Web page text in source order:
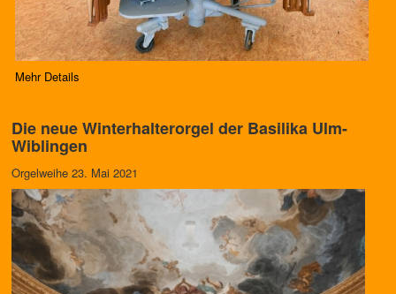
Mehr Details
Die neue Winterhalterorgel der Basilika Ulm-
Wiblingen
Orgelweihe 23. Mai 2021